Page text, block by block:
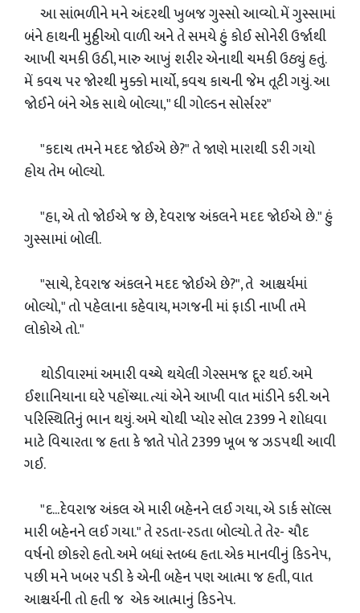
આ સાંભળીને મને અંદરથી ખુબજ ગુસ્સો આવ્યો. મેં ગુસ્સામાં
બંને હાથની મુઠ્ઠીઓ વાળી અને તે સમયે હું કોઈ સોનેરી ઉર્જાથી
આખી ચમકી ઉઠી, મારુ આખું શરીર એનાથી ચમકી ઉઠ્યું હતું.
મેં કવચ પર જોરથી મુક્કો માર્યો, કવચ કાચની જેમ તૂટી ગયું. આ
જોઈને બંને એક સાથે બોલ્યા," ધી ગોલ્ડન સોર્સરર"
"કદાચ તમને મદદ જોઈએ છે?" તે જાણે મારાથી ડરી ગયો
હોય તેમ બોલ્યો.
"હા, એ તો જોઈએ જ છે, દેવરાજ અંકલને મદદ જોઈએ છે." હું
ગુસ્સામાં બોલી.
"સાચે, દેવરાજ અંકલને મદદ જોઈએ છે?", તે આશ્ચર્યમાં
બોલ્યો," તો પહેલાના કહેવાય, મગજની માં ફાડી નાખી તમે
લોકોએ તો."
થોડીવારમાં અમારી વચ્ચે થયેલી ગેરસમજ દૂર થઈ. અમે
ઈશાનિયાના ઘરે પહોંચ્યા. ત્યાં એને આખી વાત માંડીને કરી. અને
પરિસ્થિતિનું ભાન થયું. અમે ચોથી પ્યોર સોલ 2399 ને શોધવા
માટે વિચારતા જ હતા કે જાતે પોતે 2399 ખૂબ જ ઝડપથી આવી
ગઈ.
"દ...દેવરાજ અંકલ એ મારી બહેનને લઈ ગયા, એ ડાર્ક સૉલ્સ
મારી બહેનને લઈ ગયા." તે રડતા-રડતા બોલ્યો. તે તેર- ચૌદ
વર્ષનો છોકરો હતો. અમે બધાં સ્તબ્ધ હતા. એક માનવીનું કિડનેપ,
પછી મને ખબર પડી કે એની બહેન પણ આત્મા જ હતી, વાત
આશ્ચર્યની તો હતી જ એક આત્માનું કિડનેપ.